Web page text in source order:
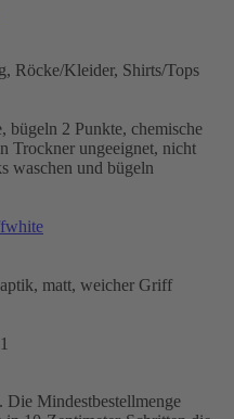
Röcke/Kleider, Shirts/Tops
bügeln 2 Punkte, chemische
Trockner ungeeignet, nicht
waschen und bügeln
matt, weicher Griff
Die Mindestbestellmenge